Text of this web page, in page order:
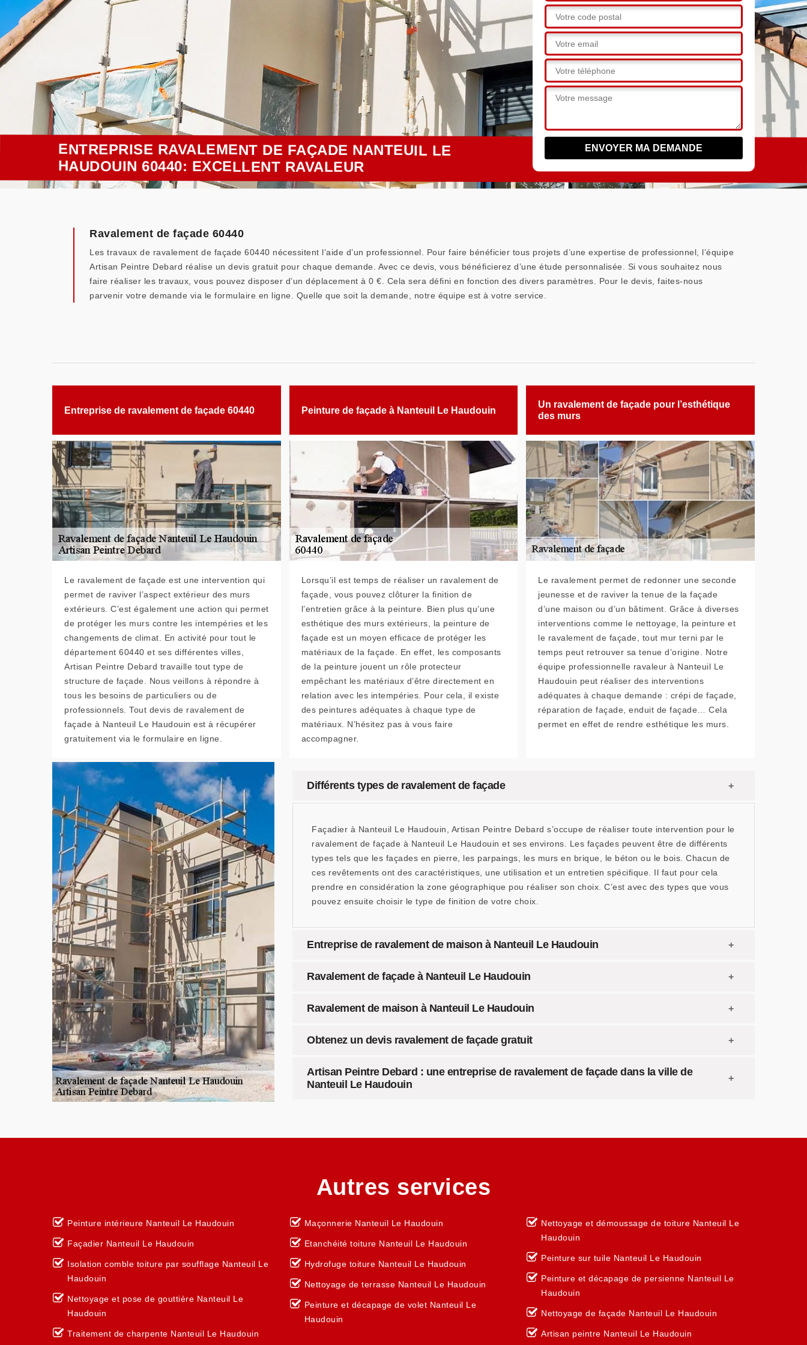
ENTREPRISE RAVALEMENT DE FAÇADE NANTEUIL LE
HAUDOUIN 60440: EXCELLENT RAVALEUR
Ravalement de façade 60440
Les travaux de ravalement de façade 60440 nécessitent l’aide d’un professionnel. Pour faire bénéficier tous projets d’une expertise de professionnel, l’équipe
Artisan Peintre Debard réalise un devis gratuit pour chaque demande. Avec ce devis, vous bénéficierez d’une étude personnalisée. Si vous souhaitez nous
faire réaliser les travaux, vous pouvez disposer d’un déplacement à 0 €. Cela sera défini en fonction des divers paramètres. Pour le devis, faites-nous
parvenir votre demande via le formulaire en ligne. Quelle que soit la demande, notre équipe est à votre service.
Entreprise de ravalement de façade 60440
Le ravalement de façade est une intervention qui
permet de raviver l’aspect extérieur des murs
extérieurs. C’est également une action qui permet
de protéger les murs contre les intempéries et les
changements de climat. En activité pour tout le
département 60440 et ses différentes villes,
Artisan Peintre Debard travaille tout type de
structure de façade. Nous veillons à répondre à
tous les besoins de particuliers ou de
professionnels. Tout devis de ravalement de
façade à Nanteuil Le Haudouin est à récupérer
gratuitement via le formulaire en ligne.
Peinture de façade à Nanteuil Le Haudouin
Lorsqu’il est temps de réaliser un ravalement de
façade, vous pouvez clôturer la finition de
l’entretien grâce à la peinture. Bien plus qu’une
esthétique des murs extérieurs, la peinture de
façade est un moyen efficace de protéger les
matériaux de la façade. En effet, les composants
de la peinture jouent un rôle protecteur
empêchant les matériaux d’être directement en
relation avec les intempéries. Pour cela, il existe
des peintures adéquates à chaque type de
matériaux. N’hésitez pas à vous faire
accompagner.
Un ravalement de façade pour l’esthétique
des murs
Le ravalement permet de redonner une seconde
jeunesse et de raviver la tenue de la façade
d’une maison ou d’un bâtiment. Grâce à diverses
interventions comme le nettoyage, la peinture et
le ravalement de façade, tout mur terni par le
temps peut retrouver sa tenue d’origine. Notre
équipe professionnelle ravaleur à Nanteuil Le
Haudouin peut réaliser des interventions
adéquates à chaque demande : crépi de façade,
réparation de façade, enduit de façade… Cela
permet en effet de rendre esthétique les murs.
Différents types de ravalement de façade
Façadier à Nanteuil Le Haudouin, Artisan Peintre Debard s’occupe de réaliser toute intervention pour le
ravalement de façade à Nanteuil Le Haudouin et ses environs. Les façades peuvent être de différents
types tels que les façades en pierre, les parpaings, les murs en brique, le béton ou le bois. Chacun de
ces revêtements ont des caractéristiques, une utilisation et un entretien spécifique. Il faut pour cela
prendre en considération la zone géographique pou réaliser son choix. C’est avec des types que vous
pouvez ensuite choisir le type de finition de votre choix.
Entreprise de ravalement de maison à Nanteuil Le Haudouin
Ravalement de façade à Nanteuil Le Haudouin
Ravalement de maison à Nanteuil Le Haudouin
Obtenez un devis ravalement de façade gratuit
Artisan Peintre Debard : une entreprise de ravalement de façade dans la ville de
Nanteuil Le Haudouin
Autres services
Peinture intérieure Nanteuil Le Haudouin
Façadier Nanteuil Le Haudouin
Isolation comble toiture par soufflage Nanteuil Le
Haudouin
Nettoyage et pose de gouttière Nanteuil Le
Haudouin
Traitement de charpente Nanteuil Le Haudouin
Maçonnerie Nanteuil Le Haudouin
Etanchéité toiture Nanteuil Le Haudouin
Hydrofuge toiture Nanteuil Le Haudouin
Nettoyage de terrasse Nanteuil Le Haudouin
Peinture et décapage de volet Nanteuil Le
Haudouin
Nettoyage et démoussage de toiture Nanteuil Le
Haudouin
Peinture sur tuile Nanteuil Le Haudouin
Peinture et décapage de persienne Nanteuil Le
Haudouin
Nettoyage de façade Nanteuil Le Haudouin
Artisan peintre Nanteuil Le Haudouin